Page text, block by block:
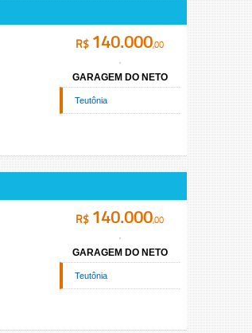
R$ 140.000,00
GARAGEM DO NETO
Teutônia
R$ 140.000,00
GARAGEM DO NETO
Teutônia